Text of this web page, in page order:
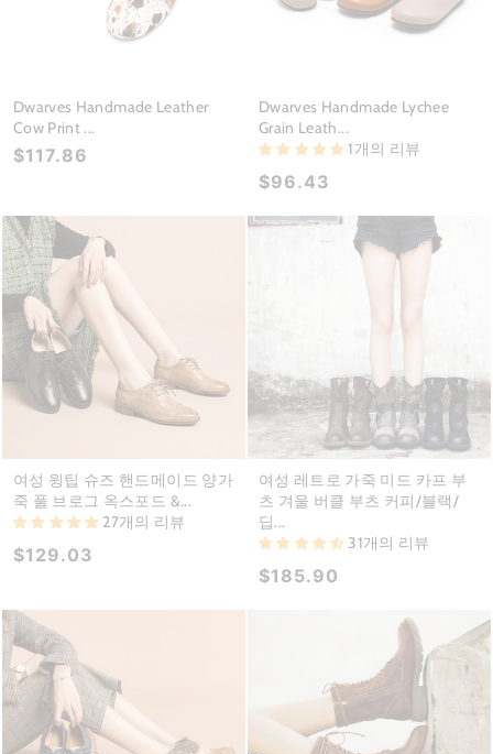
Dwarves Handmade Leather
Cow Print ...
$117.86
Dwarves Handmade Lychee
Grain Leath...
1개의 리뷰
$96.43
여성 윙팁 슈즈 핸드메이드 양가
죽 풀 브로그 옥스포드 &...
27개의 리뷰
$129.03
여성 레트로 가죽 미드 카프 부
츠 겨울 버클 부츠 커피/블랙/
딥...
31개의 리뷰
$185.90